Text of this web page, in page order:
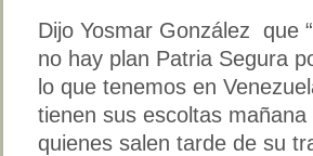
Dijo Yosmar González que
no hay plan Patria Segura
lo que tenemos en
tienen sus escoltas
quienes salen tarde de su